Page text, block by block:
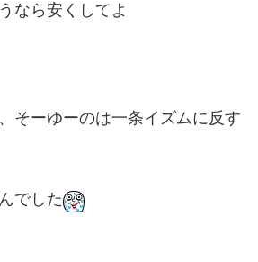
なら安くしてよ
そーゆーのは一条イズムに反す
でした